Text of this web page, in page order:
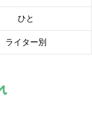
ひと
ライター別